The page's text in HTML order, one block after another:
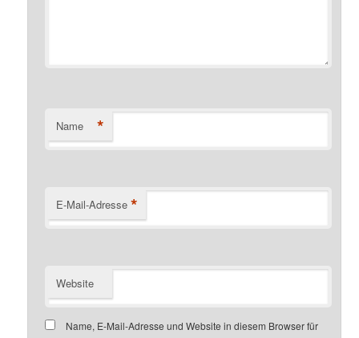
Name *
E-Mail-Adresse *
Website
Name, E-Mail-Adresse und Website in diesem Browser für